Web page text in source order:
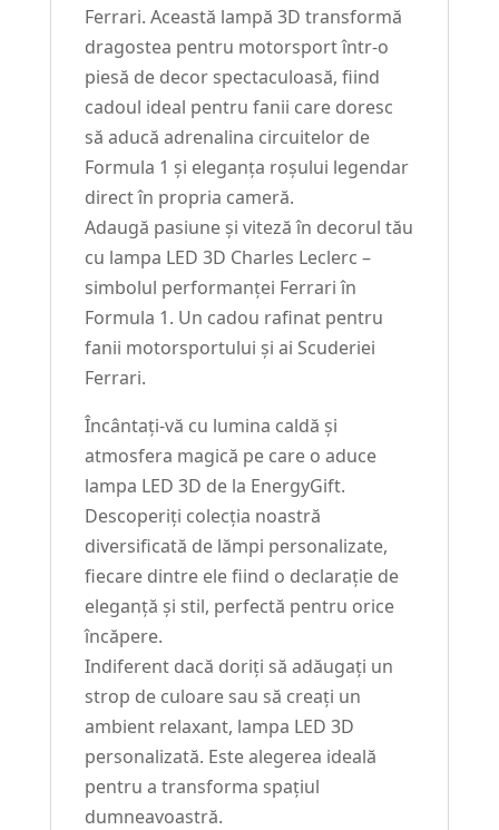
Ferrari. Această lampă 3D transformă
dragostea pentru motorsport într-o
piesă de decor spectaculoasă, fiind
cadoul ideal pentru fanii care doresc
să aducă adrenalina circuitelor de
Formula 1 și eleganța roșului legendar
direct în propria cameră.
Adaugă pasiune și viteză în decorul tău
cu lampa LED 3D Charles Leclerc –
simbolul performanței Ferrari în
Formula 1. Un cadou rafinat pentru
fanii motorsportului și ai Scuderiei
Ferrari.
Încântați-vă cu lumina caldă și
atmosfera magică pe care o aduce
lampa LED 3D de la EnergyGift.
Descoperiți colecția noastră
diversificată de lămpi personalizate,
fiecare dintre ele fiind o declarație de
eleganță și stil, perfectă pentru orice
încăpere.
Indiferent dacă doriți să adăugați un
strop de culoare sau să creați un
ambient relaxant, lampa LED 3D
personalizată. Este alegerea ideală
pentru a transforma spațiul
dumneavoastră.